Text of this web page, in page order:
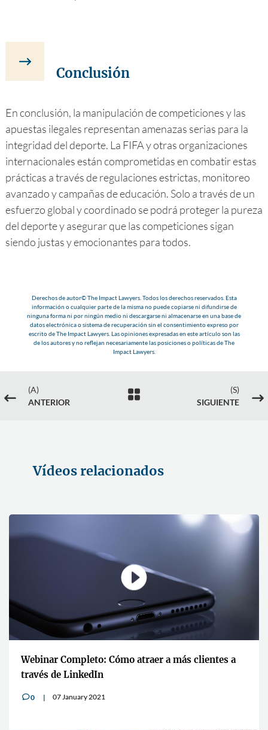
Conclusión
En conclusión, la manipulación de competiciones y las
apuestas ilegales representan amenazas serias para la
integridad del deporte. La FIFA y otras organizaciones
internacionales están comprometidas en combatir estas
prácticas a través de regulaciones estrictas, monitoreo
avanzado y campañas de educación. Solo a través de un
esfuerzo global y coordinado se podrá proteger la pureza
del deporte y asegurar que las competiciones sigan
siendo justas y emocionantes para todos.
Derechos de autor© The Impact Lawyers. Todos los derechos reservados. Esta
información o cualquier parte de la misma no puede copiarse ni difundirse de
ninguna forma ni por ningún medio ni descargarse ni almacenarse en una base de
datos electrónica o sistema de recuperación sin el consentimiento expreso por
escrito de The Impact Lawyers. Las opiniones expresadas en este artículo son las
de los autores y no reflejan necesariamente las posiciones o políticas de The
Impact Lawyers.
#
(A)
ANTERIOR

(S)
SIGUIENTE
$
Vídeos relacionados
Webinar Completo: Cómo atraer a más clientes a
través de LinkedIn
v0 07 January 2021